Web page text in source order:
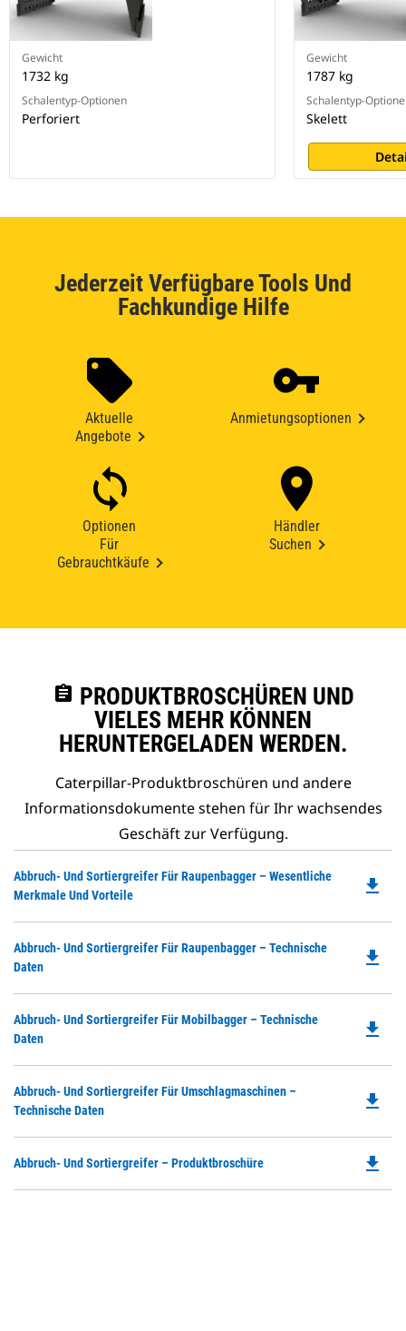
Gewicht
1732 kg
Schalentyp-Optionen
Perforiert
Gewicht
1787 kg
Schalentyp-
Skelett
Jederzeit Verfügbare Tools Und
Fachkundige Hilfe
Aktuelle
Angebote
Anmietungsoptionen
Optionen
Für
Gebrauchtkäufe
Händler
Suchen
assignment PRODUKTBROSCHÜREN UND
VIELES MEHR KÖNNEN
HERUNTERGELADEN WERDEN.
Caterpillar-Produktbroschüren und andere
Informationsdokumente stehen für Ihr wachsendes
Geschäft zur Verfügung.
Abbruch- Und Sortiergreifer Für Raupenbagger – Wesentliche
Merkmale Und Vorteile
file_download
Abbruch- Und Sortiergreifer Für Raupenbagger – Technische
Daten
file_download
Abbruch- Und Sortiergreifer Für Mobilbagger – Technische
Daten
file_download
Abbruch- Und Sortiergreifer Für Umschlagmaschinen –
Technische Daten
file_download
Abbruch- Und Sortiergreifer – Produktbroschüre file_download